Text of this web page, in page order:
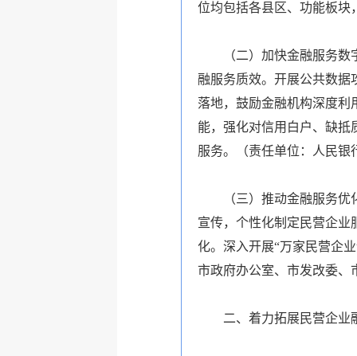
位均包括各县区、功能板块
（二）加快金融服务数
融服务质效。开展公共数据
落地，鼓励金融机构深度利
能，强化对信用白户、缺抵
服务。（责任单位：人民银
（三）推动金融服务优
宣传，个性化制定民营企业
化。深入开展“万家民营企
市政府办公室、市发改委、
二、着力拓展民营企业